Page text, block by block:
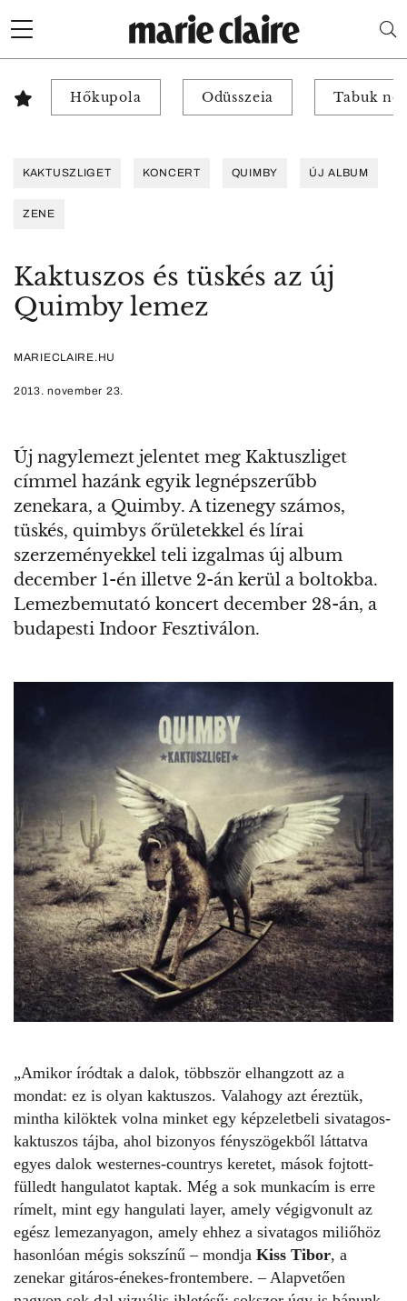
Hőkupola Odüsszeia Tabuk
KAKTUSZLIGET KONCERT QUIMBY ÚJ ALBUM
ZENE
Kaktuszos és tüskés az új
Quimby lemez
MARIECLAIRE.HU
2013. november 23.
Új nagylemezt jelentet meg Kaktuszliget
címmel hazánk egyik legnépszerűbb
zenekara, a Quimby. A tizenegy számos,
tüskés, quimbys őrületekkel és lírai
szerzeményekkel teli izgalmas új album
december 1-én illetve 2-án kerül a boltokba.
Lemezbemutató koncert december 28-án, a
budapesti Indoor Fesztiválon.
„Amikor íródtak a dalok, többször elhangzott az a
mondat: ez is olyan kaktuszos. Valahogy azt éreztük,
mintha kilöktek volna minket egy képzeletbeli sivatagos-
kaktuszos tájba, ahol bizonyos fényszögekből láttatva
egyes dalok westernes-countrys keretet, mások fojtott-
fülledt hangulatot kaptak. Még a sok munkacím is erre
rímelt, mint egy hangulati layer, amely végigvonult az
egész lemezanyagon, amely ehhez a sivatagos miliőhöz
hasonlóan mégis sokszínű – mondja Kiss Tibor, a
zenekar gitáros-énekes-frontembere. – Alapvetően